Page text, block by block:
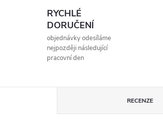
RYCHLÉ
DORUČENÍ
objednávky odesíláme
nejpozději následující
pracovní den
RECENZE